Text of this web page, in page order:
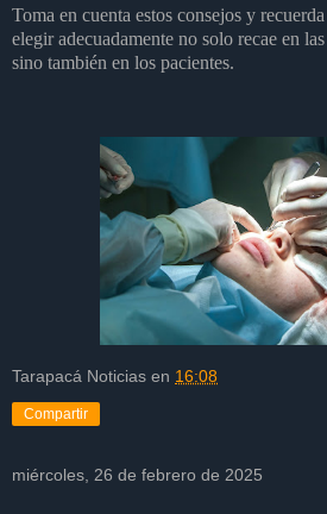
Toma en cuenta estos consejos y
elegir adecuadamente no solo recae en
sino también en los pacientes.
Tarapacá Noticias en 16:08
Compartir
miércoles, 26 de febrero de 2025